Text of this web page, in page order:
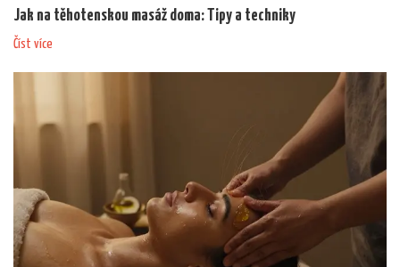
Jak na těhotenskou masáž doma: Tipy a techniky
Číst více